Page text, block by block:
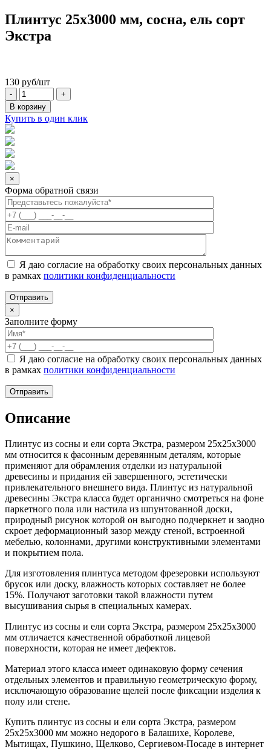
Плинтус 25х3000 мм, сосна, ель сорт
Экстра
130 руб/шт
В корзину
Купить в один клик
×
Форма обратной связи
Я даю согласие на обработку своих персональных данных
в рамках политики конфиденциальности
×
Заполните форму
Я даю согласие на обработку своих персональных данных
в рамках политики конфиденциальности
Описание
Плинтус из сосны и ели сорта Экстра, размером 25x25x3000
мм относится к фасонным деревянным деталям, которые
применяют для обрамления отделки из натуральной
древесины и придания ей завершенного, эстетически
привлекательного внешнего вида. Плинтус из натуральной
древесины Экстра класса будет органично смотреться на фоне
паркетного пола или настила из шпунтованной доски,
природный рисунок которой он выгодно подчеркнет и заодно
скроет деформационный зазор между стеной, встроенной
мебелью, колоннами, другими конструктивными элементами
и покрытием пола.
Для изготовления плинтуса методом фрезеровки используют
брусок или доску, влажность которых составляет не более
15%. Получают заготовки такой влажности путем
высушивания сырья в специальных камерах.
Плинтус из сосны и ели сорта Экстра, размером 25x25x3000
мм отличается качественной обработкой лицевой
поверхности, которая не имеет дефектов.
Материал этого класса имеет одинаковую форму сечения
отдельных элементов и правильную геометрическую форму,
исключающую образование щелей после фиксации изделия к
полу или стене.
Купить плинтус из сосны и ели сорта Экстра, размером
25x25x3000 мм можно недорого в Балашихе, Королеве,
Мытищах, Пушкино, Щелково, Сергиевом-Посаде в интернет